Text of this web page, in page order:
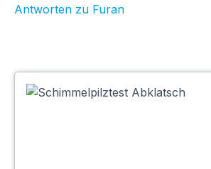
Antworten zu Furan